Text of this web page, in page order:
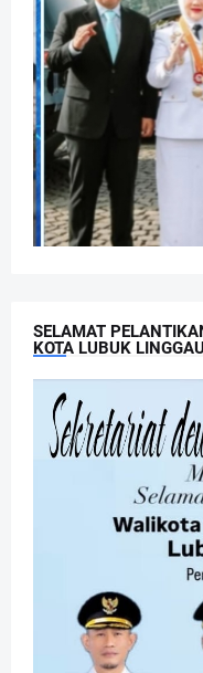
SELAMAT
KOTA LUBUK LINGGAU